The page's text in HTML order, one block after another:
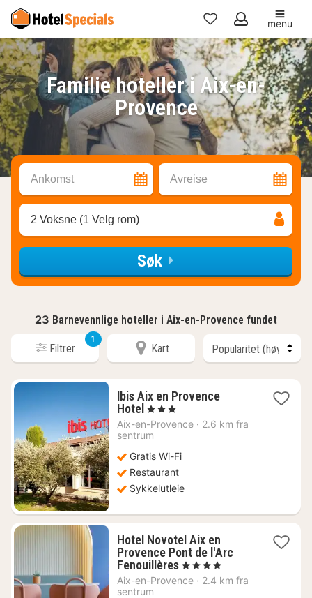
Mine
favoritter
menu
Familie hoteller i Aix-en-
Provence
Ankomst Avreise
2 Voksne (1 Velg rom)
Søk
23 Barnevennlige hoteller i Aix-en-Provence fundet
Filtrer
1
Kart
Ibis Aix en Provence
Hotel 1
natt
fra
kr.
, 3 Stjerner
Aix-en-Provence · 2.6 km fra
sentrum
Gratis Wi-Fi
Restaurant
Sykkelutleie
Hotel Novotel Aix en
Provence Pont de l'Arc
Fenouillères1
natt
, 4 Stjerner
Aix-en-Provence · 2.4 km fra
sentrum